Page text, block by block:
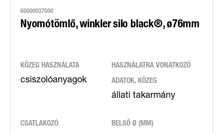
65000037500
Nyomótömlő, winkler silo black®, ø76mm
KÖZEG HASZNÁLATA
csiszolóanyagok
HASZNÁLATRA VONATKOZÓ
ADATOK, KÖZEG
állati takarmány
CSATLAKOZÓ BELSŐ Ø (MM)